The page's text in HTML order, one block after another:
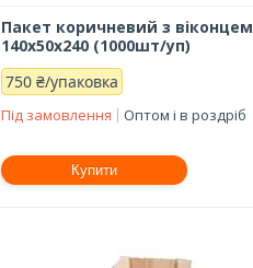
Пакет коричневий з віконцем
140х50х240 (1000шт/уп)
750 ₴/упаковка
Під замовлення Оптом і в роздріб
Купити